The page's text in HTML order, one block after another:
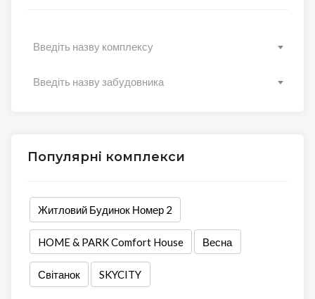
Введіть назву комплексу
Введіть назву забудовника
Популярні комплекси
Житловий Будинок Номер 2
HOME & PARK Comfort House Весна
Світанок SKYCITY